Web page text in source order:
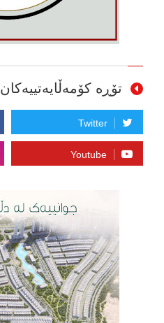
تۆڕە کۆمەڵایەتییەکان